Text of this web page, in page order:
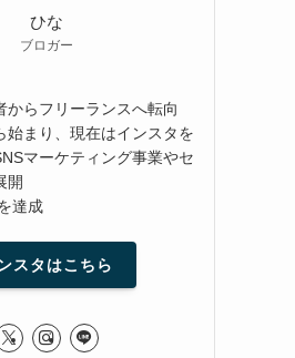
ひな
ブロガー
からフリーランスへ転向
始まり、現在はインスタを
マーケティング事業やセ
開
達成
スタはこちら